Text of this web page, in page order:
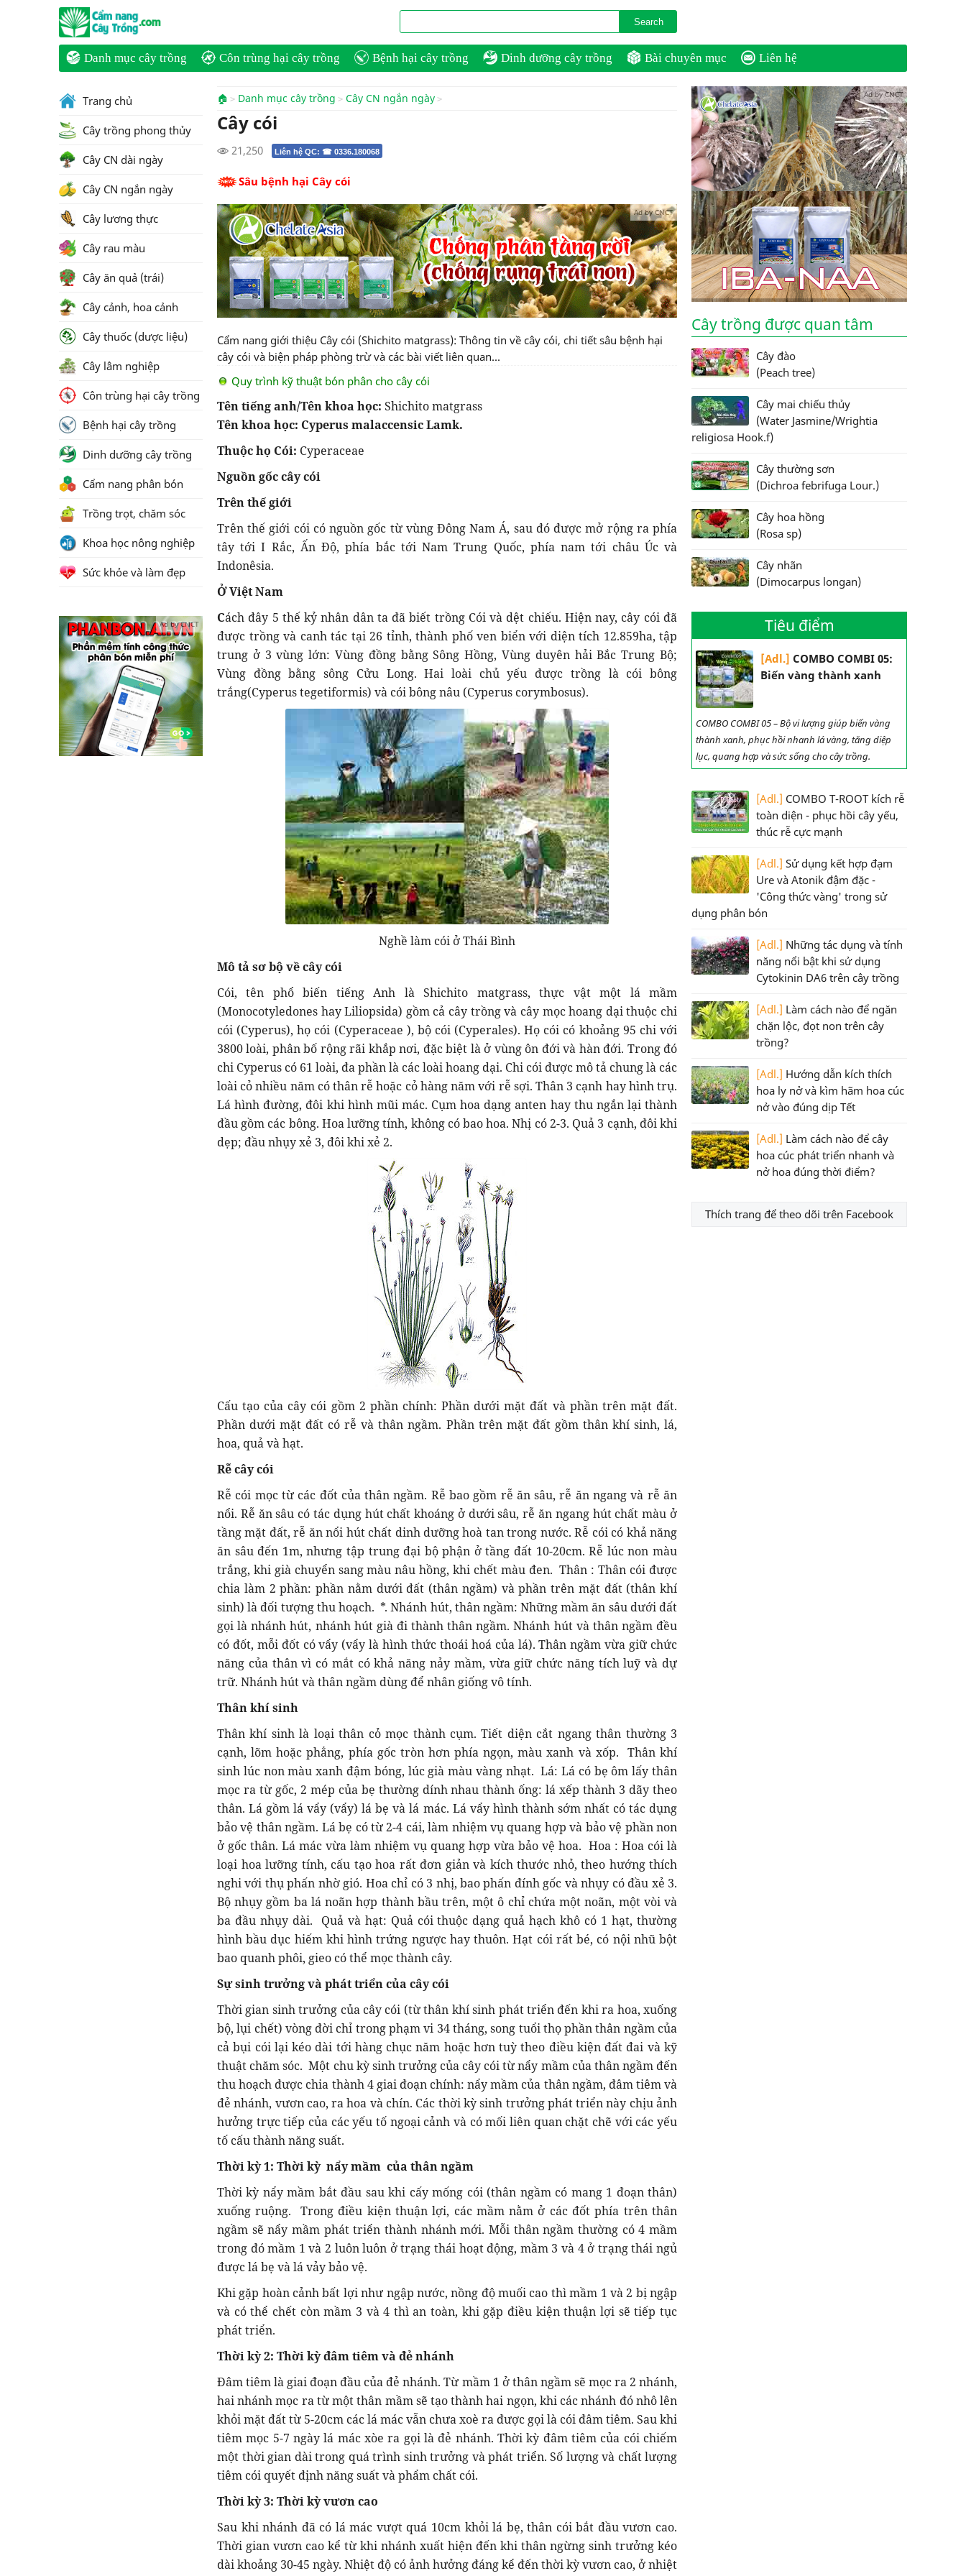
Danh mục cây trồng Côn trùng hại cây trồng Bệnh hại cây trồng Dinh dưỡng cây trồng Bài chuyên mục Liên hệ
🏠 Danh mục cây trồng Cây CN ngắn ngày
Cây cói
21,250 Liên hệ QC: ☎ 0336.180068
Sâu bệnh hại Cây cói
Ad by CNCT
Cẩm nang giới thiệu Cây cói (Shichito matgrass): Thông tin về cây cói, chi tiết sâu bệnh hại
cây cói và biện pháp phòng trừ và các bài viết liên quan...
Quy trình kỹ thuật bón phân cho cây cói
Tên tiếng anh/Tên khoa học: Shichito matgrass
Tên khoa học: Cyperus malaccensic Lamk.
Thuộc họ Cói: Cyperaceae
Nguồn gốc cây cói
Trên thế giới
Trên thế giới cói có nguồn gốc từ vùng Đông Nam Á, sau đó được mở rộng ra phía
tây tới I Rắc, Ấn Độ, phía bắc tới Nam Trung Quốc, phía nam tới châu Úc và
Indonêsia.
Ở Việt Nam
Cách đây 5 thế kỷ nhân dân ta đã biết trồng Cói và dệt chiếu. Hiện nay, cây cói đã
được trồng và canh tác tại 26 tỉnh, thành phố ven biển với diện tích 12.859ha, tập
trung ở 3 vùng lớn: Vùng đồng bằng Sông Hồng, Vùng duyên hải Bắc Trung Bộ;
Vùng đồng bằng sông Cửu Long. Hai loài chủ yếu được trồng là cói bông
trắng(Cyperus tegetiformis) và cói bông nâu (Cyperus corymbosus).
Nghề làm cói ở Thái Bình
Mô tả sơ bộ về cây cói
Cói, tên phổ biến tiếng Anh là Shichito matgrass, thực vật một lá mầm
(Monocotyledones hay Liliopsida) gồm cả cây trồng và cây mọc hoang dại thuộc chi
cói (Cyperus), họ cói (Cyperaceae ), bộ cói (Cyperales). Họ cói có khoảng 95 chi với
3800 loài, phân bố rộng rãi khắp nơi, đặc biệt là ở vùng ôn đới và hàn đới. Trong đó
chi Cyperus có 61 loài, đa phần là các loài hoang dại. Chi cói được mô tả chung là các
loài cỏ nhiều năm có thân rễ hoặc cỏ hàng năm với rễ sợi. Thân 3 cạnh hay hình trụ.
Lá hình đường, đôi khi hình mũi mác. Cụm hoa dạng anten hay thu ngắn lại thành
đầu gồm các bông. Hoa lưỡng tính, không có bao hoa. Nhị có 2-3. Quả 3 cạnh, đôi khi
dẹp; đầu nhụy xẻ 3, đôi khi xẻ 2.
Cấu tạo của cây cói gồm 2 phần chính: Phần dưới mặt đất và phần trên mặt đất.
Phần dưới mặt đất có rễ và thân ngầm. Phần trên mặt đất gồm thân khí sinh, lá,
hoa, quả và hạt.
Rễ cây cói
Rễ cói mọc từ các đốt của thân ngầm. Rễ bao gồm rễ ăn sâu, rễ ăn ngang và rễ ăn
nổi. Rễ ăn sâu có tác dụng hút chất khoáng ở dưới sâu, rễ ăn ngang hút chất màu ở
tầng mặt đất, rễ ăn nổi hút chất dinh dưỡng hoà tan trong nước. Rễ cói có khả năng
ăn sâu đến 1m, nhưng tập trung đại bộ phận ở tầng đất 10-20cm. Rễ lúc non màu
trắng, khi già chuyển sang màu nâu hồng, khi chết màu đen. Thân : Thân cói được
chia làm 2 phần: phần nằm dưới đất (thân ngầm) và phần trên mặt đất (thân khí
sinh) là đối tượng thu hoạch. *. Nhánh hút, thân ngầm: Những mầm ăn sâu dưới đất
gọi là nhánh hút, nhánh hút già đi thành thân ngầm. Nhánh hút và thân ngầm đều
có đốt, mỗi đốt có vẩy (vẩy là hình thức thoái hoá của lá). Thân ngầm vừa giữ chức
năng của thân vì có mắt có khả năng nảy mầm, vừa giữ chức năng tích luỹ và dự
trữ. Nhánh hút và thân ngầm dùng để nhân giống vô tính.
Thân khí sinh
Thân khí sinh là loại thân cỏ mọc thành cụm. Tiết diện cắt ngang thân thường 3
cạnh, lõm hoặc phẳng, phía gốc tròn hơn phía ngọn, màu xanh và xốp. Thân khí
sinh lúc non màu xanh đậm bóng, lúc già màu vàng nhạt. Lá: Lá có bẹ ôm lấy thân
mọc ra từ gốc, 2 mép của bẹ thường dính nhau thành ống: lá xếp thành 3 dãy theo
thân. Lá gồm lá vẩy (vẩy) lá bẹ và lá mác. Lá vẩy hình thành sớm nhất có tác dụng
bảo vệ thân ngầm. Lá bẹ có từ 2-4 cái, làm nhiệm vụ quang hợp và bảo vệ phần non
ở gốc thân. Lá mác vừa làm nhiệm vụ quang hợp vừa bảo vệ hoa. Hoa : Hoa cói là
loại hoa lưỡng tính, cấu tạo hoa rất đơn giản và kích thước nhỏ, theo hướng thích
nghi với thụ phấn nhờ gió. Hoa chỉ có 3 nhị, bao phấn đính gốc và nhụy có đầu xẻ 3.
Bộ nhụy gồm ba lá noãn hợp thành bầu trên, một ô chỉ chứa một noãn, một vòi và
ba đầu nhụy dài. Quả và hạt: Quả cói thuộc dạng quả hạch khô có 1 hạt, thường
hình bầu dục hiếm khi hình trứng ngược hay thuôn. Hạt cói rất bé, có nội nhũ bột
bao quanh phôi, gieo có thể mọc thành cây.
Sự sinh trưởng và phát triển của cây cói
Thời gian sinh trưởng của cây cói (từ thân khí sinh phát triển đến khi ra hoa, xuống
bộ, lụi chết) vòng đời chỉ trong phạm vi 34 tháng, song tuổi thọ phần thân ngầm của
cả bụi cói lại kéo dài tới hàng chục năm hoặc hơn tuỳ theo điều kiện đất đai và kỹ
thuật chăm sóc. Một chu kỳ sinh trưởng của cây cói từ nẩy mầm của thân ngầm đến
thu hoạch được chia thành 4 giai đoạn chính: nẩy mầm của thân ngầm, đâm tiêm và
đẻ nhánh, vươn cao, ra hoa và chín. Các thời kỳ sinh trưởng phát triển này chịu ảnh
hưởng trực tiếp của các yếu tố ngoại cảnh và có mối liên quan chặt chẽ với các yếu
tố cấu thành năng suất.
Thời kỳ 1: Thời kỳ nẩy mầm của thân ngầm
Thời kỳ nẩy mầm bắt đầu sau khi cấy mống cói (thân ngầm có mang 1 đoạn thân)
xuống ruộng. Trong điều kiện thuận lợi, các mầm nằm ở các đốt phía trên thân
ngầm sẽ nẩy mầm phát triển thành nhánh mới. Mỗi thân ngầm thường có 4 mầm
trong đó mầm 1 và 2 luôn luôn ở trạng thái hoạt động, mầm 3 và 4 ở trạng thái ngủ
được lá bẹ và lá vảy bảo vệ.
Khi gặp hoàn cảnh bất lợi như ngập nước, nồng độ muối cao thì mầm 1 và 2 bị ngập
và có thể chết còn mầm 3 và 4 thì an toàn, khi gặp điều kiện thuận lợi sẽ tiếp tục
phát triển.
Thời kỳ 2: Thời kỳ đâm tiêm và đẻ nhánh
Đâm tiêm là giai đoạn đầu của đẻ nhánh. Từ mầm 1 ở thân ngầm sẽ mọc ra 2 nhánh,
hai nhánh mọc ra từ một thân mầm sẽ tạo thành hai ngọn, khi các nhánh đó nhô lên
khỏi mặt đất từ 5-20cm các lá mác vẫn chưa xoè ra được gọi là cói đâm tiêm. Sau khi
tiêm mọc 5-7 ngày lá mác xòe ra gọi là đẻ nhánh. Thời kỳ đâm tiêm của cói chiếm
một thời gian dài trong quá trình sinh trưởng và phát triển. Số lượng và chất lượng
tiêm cói quyết định năng suất và phẩm chất cói.
Thời kỳ 3: Thời kỳ vươn cao
Sau khi nhánh đã có lá mác vượt quá 10cm khỏi lá bẹ, thân cói bắt đầu vươn cao.
Thời gian vươn cao kể từ khi nhánh xuất hiện đến khi thân ngừng sinh trưởng kéo
dài khoảng 30-45 ngày. Nhiệt độ có ảnh hưởng đáng kể đến thời kỳ vươn cao, ở nhiệt
Ad by CNCT
Cây trồng được quan tâm
Cây đào
(Peach tree)
Cây mai chiếu thủy
(Water Jasmine/Wrightia
religiosa Hook.f)
Cây thường sơn
(Dichroa febrifuga Lour.)
Cây hoa hồng
(Rosa sp)
Cây nhãn
(Dimocarpus longan)
Tiêu điểm
[Adl.] COMBO COMBI 05:
Biến vàng thành xanh
COMBO COMBI 05 – Bộ vi lượng giúp biến vàng
thành xanh, phục hồi nhanh lá vàng, tăng diệp
lục, quang hợp và sức sống cho cây trồng.
[Adl.] COMBO T-ROOT kích rễ
toàn diện - phục hồi cây yếu,
thúc rễ cực mạnh
[Adl.] Sử dụng kết hợp đạm
Ure và Atonik đậm đặc -
'Công thức vàng' trong sử
dụng phân bón
[Adl.] Những tác dụng và tính
năng nổi bật khi sử dụng
Cytokinin DA6 trên cây trồng
[Adl.] Làm cách nào để ngăn
chặn lộc, đọt non trên cây
trồng?
[Adl.] Hướng dẫn kích thích
hoa ly nở và kìm hãm hoa cúc
nở vào đúng dịp Tết
[Adl.] Làm cách nào để cây
hoa cúc phát triển nhanh và
nở hoa đúng thời điểm?
Thích trang để theo dõi trên Facebook
Trang chủ
Cây trồng phong thủy
Cây CN dài ngày
Cây CN ngắn ngày
Cây lương thực
Cây rau màu
Cây ăn quả (trái)
Cây cảnh, hoa cảnh
Cây thuốc (dược liệu)
Cây lâm nghiệp
Côn trùng hại cây trồng
Bệnh hại cây trồng
Dinh dưỡng cây trồng
Cẩm nang phân bón
Trồng trọt, chăm sóc
Khoa học nông nghiệp
Sức khỏe và làm đẹp
Ad by CNCT